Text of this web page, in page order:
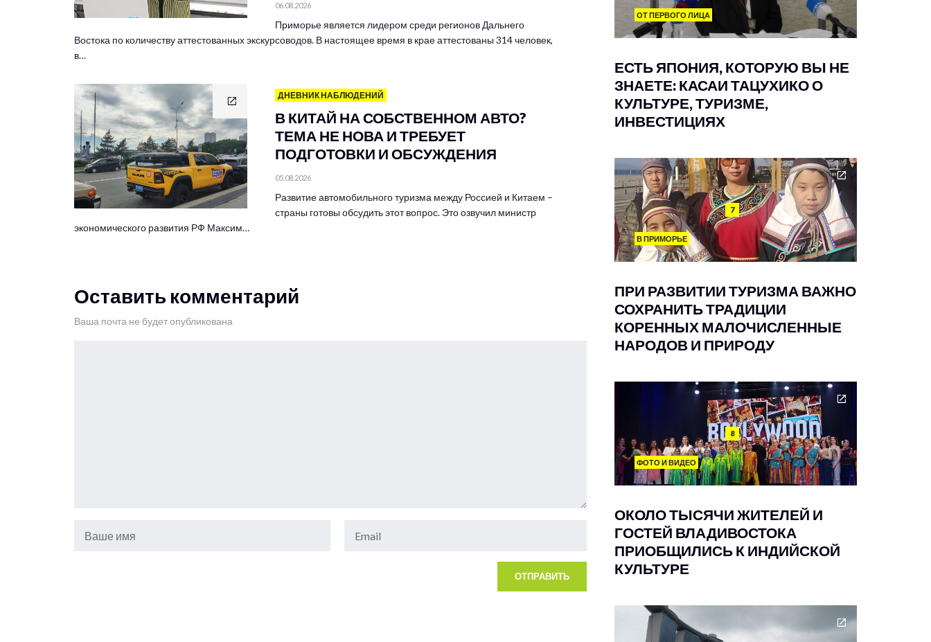
06.08.2026
Приморье является лидером среди регионов Дальнего
Востока по количеству аттестованных экскурсоводов. В настоящее время в крае аттестованы 314 человек,
в…
ДНЕВНИК НАБЛЮДЕНИЙ
В КИТАЙ НА СОБСТВЕННОМ АВТО?
ТЕМА НЕ НОВА И ТРЕБУЕТ
ПОДГОТОВКИ И ОБСУЖДЕНИЯ
05.08.2026
Развитие автомобильного туризма между Россией и Китаем –
страны готовы обсудить этот вопрос. Это озвучил министр
экономического развития РФ Максим…
Оставить комментарий
Ваша почта не будет опубликована
ОТ ПЕРВОГО ЛИЦА
ЕСТЬ ЯПОНИЯ, КОТОРУЮ ВЫ НЕ
ЗНАЕТЕ: КАСАИ ТАЦУХИКО О
КУЛЬТУРЕ, ТУРИЗМЕ,
ИНВЕСТИЦИЯХ
7
В ПРИМОРЬЕ
ПРИ РАЗВИТИИ ТУРИЗМА ВАЖНО
СОХРАНИТЬ ТРАДИЦИИ
КОРЕННЫХ МАЛОЧИСЛЕННЫЕ
НАРОДОВ И ПРИРОДУ
8
ФОТО И ВИДЕО
ОКОЛО ТЫСЯЧИ ЖИТЕЛЕЙ И
ГОСТЕЙ ВЛАДИВОСТОКА
ПРИОБЩИЛИСЬ К ИНДИЙСКОЙ
КУЛЬТУРЕ